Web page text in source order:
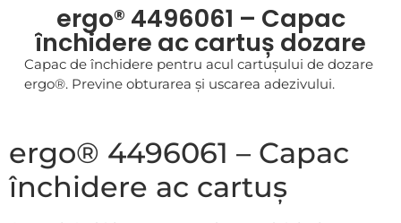
ergo® 4496061 – Capac
închidere ac cartuș dozare
Capac de închidere pentru acul cartușului de dozare
ergo®. Previne obturarea și uscarea adezivului.
ergo® 4496061 – Capac
închidere ac cartuș